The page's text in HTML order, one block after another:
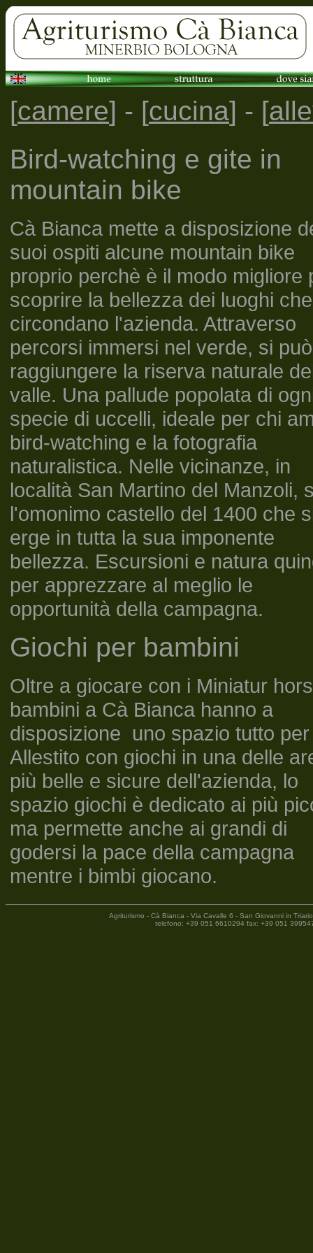
[camere] - [cucina] - [
Bird-watching e gite in
mountain bike
Cà Bianca mette a disposizione
suoi ospiti alcune mountain bike
proprio perchè è il modo migliore
scoprire la bellezza dei luoghi che
circondano l'azienda. Attraverso
percorsi immersi nel verde, si può
raggiungere la riserva naturale
valle. Una pallude popolata di
specie di uccelli, ideale per chi
bird-watching e la fotografia
naturalistica. Nelle vicinanze, in
località San Martino del Manzoli,
l'omonimo castello del 1400 che
erge in tutta la sua imponente
bellezza. Escursioni e natura
per apprezzare al meglio le
opportunità della campagna.
Giochi per bambini
Oltre a giocare con i Miniatur
bambini a Cà Bianca hanno a
disposizione uno spazio tutto
Allestito con giochi in una delle
più belle e sicure dell'azienda, lo
spazio giochi è dedicato ai più
ma permette anche ai grandi di
godersi la pace della campagna
mentre i bimbi giocano.
Agriturismo - Cà Bianca - Via Cavalle 6 - San Giovanni in
telefono: +39 051 6610294 fax: +39 051